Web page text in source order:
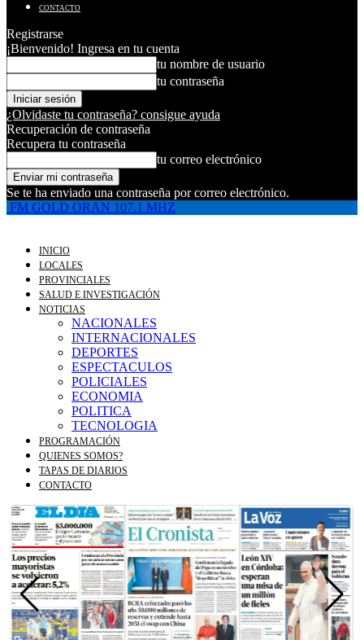
CONTACTO
Registrarse
¡Bienvenido! Ingresa en tu cuenta
tu nombre de usuario
tu contraseña
¿Olvidaste tu contraseña? consigue ayuda
Recuperación de contraseña
Recupera tu contraseña
tu correo electrónico
Se te ha enviado una contraseña por correo electrónico.
FM GOLD ORAN 107.1 MHZ
INICIO
LOCALES
PROVINCIALES
SALUD E INVESTIGACIÓN
NOTICIAS
NACIONALES
INTERNACIONALES
DEPORTES
ESPECTACULOS
POLICIALES
ECONOMIA
POLITICA
TECNOLOGIA
PROGRAMACIÓN
QUIENES SOMOS?
TAPAS DE DIARIOS
CONTACTO